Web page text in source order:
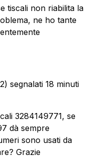
tiscali non riabilita la
ne ho tante
segnalati 18 minuti
3284149771, se
dà sempre
sono usati da
Grazie